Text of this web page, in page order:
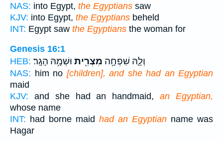
NAS: into Egypt, the Egyptians saw
KJV: into Egypt, the Egyptians beheld
INT: Egypt saw the Egyptians the woman for
Genesis 16:1
HEB:
וְלָ֛הּ שִׁפְחָ֥ה מִצְרִ֖ית וּשְׁמָ֥הּ הָגָֽר׃
NAS: him no [children], and she had an Egyptian
maid
KJV: and she had an handmaid,an Egyptian,
whose name
INT: had borne maid had an Egyptian name was
Hagar